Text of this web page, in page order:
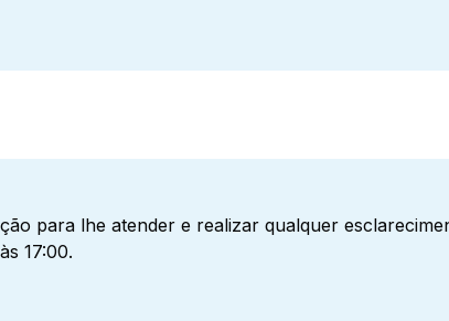
para lhe atender e realizar qualquer
17:00.